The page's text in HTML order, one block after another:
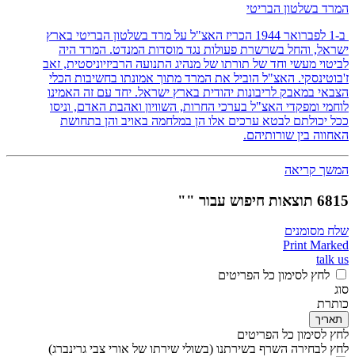
המרד בשלטון הבריטי
ב-1 לפברואר 1944 הכריז האצ"ל על מרד בשלטון הבריטי בארץ
ישראל, והחל בשרשרת פעולות נגד מוסדות המנדט. המרד היה
לביטוי מעשי וחד של תורתו של מנהיג התנועה הרביזיוניסטית, זאב
ז'בוטינסקי. האצ"ל הוביל את המרד מתוך אמונתו בחשיבות הכלי
הצבאי במאבק לריבונות יהודית בארץ ישראל. יחד עם זה האמינו
לוחמי ומפקדי האצ"ל בערכי החרות, השוויון ואהבת האדם, וניסו
ככל יכולתם לבטא ערכים אלו הן במלחמה באויב והן בתחושת
האחווה בין שורותיהם.
המשך קריאה
6815 תוצאות חיפוש עבור ""
שלח מסומנים
Print Marked
talk us
לחץ לסימון כל הפריטים
סוג
כותרת
תאריך
לחץ לסימון כל הפריטים
לחץ לבחירה השרף בשירתנו (בשולי שירתו של אורי צבי גרינברג)